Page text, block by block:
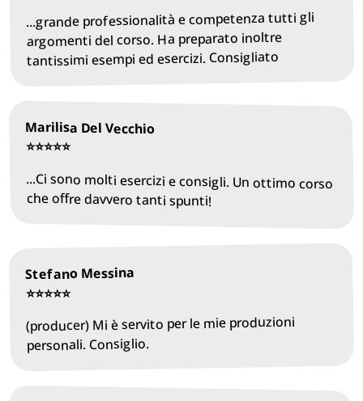
...grande professionalità e competenza tutti gli
argomenti del corso. Ha preparato inoltre
tantissimi esempi ed esercizi. Consigliato
Marilisa Del Vecchio
⭐️⭐️⭐️⭐️⭐️
...Ci sono molti esercizi e consigli. Un ottimo corso
che offre davvero tanti spunti!
Stefano Messina
⭐️⭐️⭐️⭐️⭐️
(producer) Mi è servito per le mie produzioni
personali. Consiglio.